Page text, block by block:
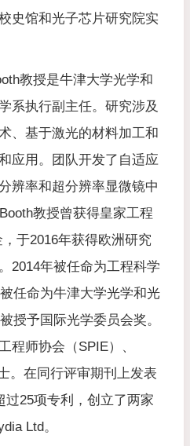
史馆和光子芯片研究院实
教授是牛津大学光学和
系执行副主任。研究涉及
、基于激光的材料加工和
应用。团队开发了自适应
辨率和超分辨率显微镜中
教授曾获得皇家工程
于2016年获得欧洲研究
2014年被任命为工程科学
任命为牛津大学光学和光
授予国际光学委员会奖。
程师协会（SPIE）、
。在同行评审期刊上发表
过25项专利，创立了两家
Ltd。